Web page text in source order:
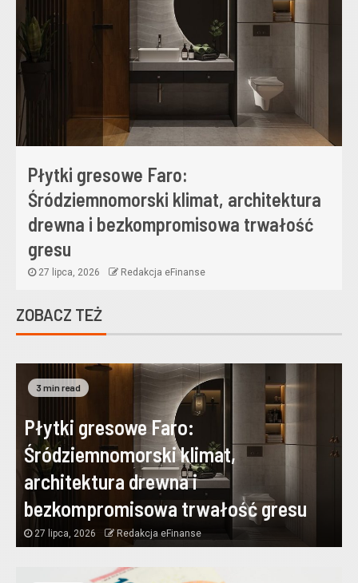
Płytki gresowe Faro:
Śródziemnomorski klimat, architektura
drewna i bezkompromisowa trwałość
gresu
27 lipca, 2026 Redakcja eFinanse
ZOBACZ TEŻ
3 min read
Płytki gresowe Faro:
Śródziemnomorski klimat,
architektura drewna i
bezkompromisowa trwałość gresu
27 lipca, 2026 Redakcja eFinanse